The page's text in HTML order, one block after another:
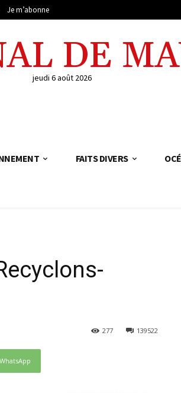
Je m’abonne
DE
jeudi 6 août 2026
FAITS DIVERS
139522
277
WhatsApp